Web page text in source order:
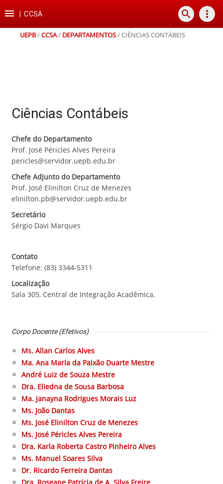
para
conteúdo
para
para
para
rodapé
 |CCSA search more_vert
UEPB/CCSA/ DEPARTAMENTOS/CIÊNCIAS CONTÁBEIS
Ciências Contábeis
Chefe do Departamento
Prof. José Péricles Alves Pereira
pericles@servidor.uepb.edu.br
Chefe Adjunto do Departamento
Prof. José Elinilton Cruz de Menezes
elinilton.pb@servidor.uepb.edu.br
Secretário
Sérgio Davi Marques
Contato
Telefone: (83) 3344-5311
Localização
Sala 305, Central de Integração Acadêmica.
Corpo Docente (Efetivos)
Ms. Allan Carlos Alves
Ma. Ana Maria da Paixão Duarte Mestre
André Luiz de Souza Mestre
Dra. Eliedna de Sousa Barbosa
Ma. Janayna Rodrigues Morais Luz
Ms. João Dantas
Ms. José Elinilton Cruz de Menezes
Ms. José Péricles Alves Pereira
Dra. Karla Roberta Castro Pinheiro Alves
Ms. Manuel Soares Silva
Dr. Ricardo Ferreira Dantas